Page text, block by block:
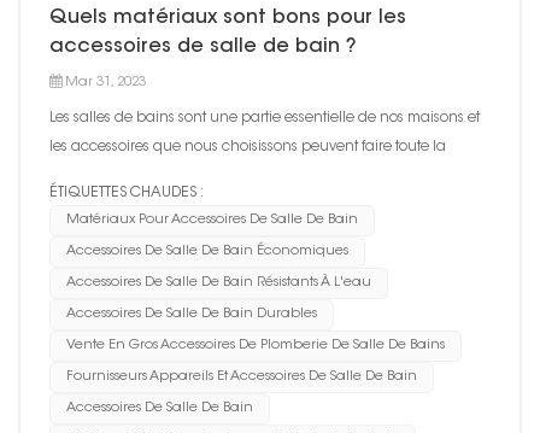
Quels matériaux sont bons pour les
accessoires de salle de bain ?
Mar 31, 2023
Les salles de bains sont une partie essentielle de nos maisons et
les accessoires que nous choisissons peuvent faire toute la
ÉTIQUETTES CHAUDES :
Matériaux Pour Accessoires De Salle De Bain
Accessoires De Salle De Bain Économiques
Accessoires De Salle De Bain Résistants À L'eau
Accessoires De Salle De Bain Durables
Vente En Gros Accessoires De Plomberie De Salle De Bains
Fournisseurs Appareils Et Accessoires De Salle De Bain
Accessoires De Salle De Bain